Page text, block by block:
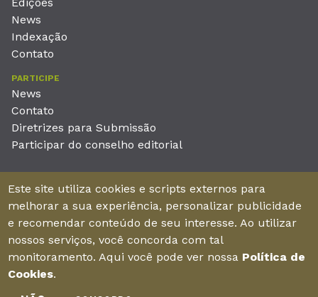
News
Indexação
Contato
PARTICIPE
News
Contato
Diretrizes para Submissão
Participar do conselho editorial
Unieducar Inteligência Educacional Ltda
CNPJ: 05.569.970/0001-26
Av. Desembargador Moreira, No. 2001 – 11º andar - Bairro
Aldeota
Fortaleza – Ceará - Brasil - CEP 60170-001
Este site utiliza cookies e scripts externos para
melhorar a sua experiência, personalizar publicidade
e recomendar conteúdo de seu interesse. Ao utilizar
nossos serviços, você concorda com tal
monitoramento. Aqui você pode ver nossa Política de
Cookies.